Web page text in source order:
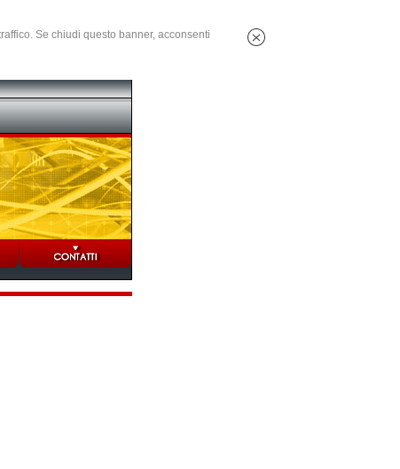
Se chiudi questo banner, acconsenti